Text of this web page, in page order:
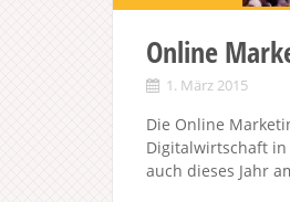
Online
1. März 2015
Die Online
Digitalwirtschaft in
auch dieses Jahr